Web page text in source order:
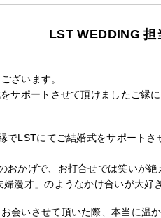
LST WEDDING 担
ざいます。
サポートさせて頂けましたご縁に
でLSTにてご結婚式をサポートさ
おかげで、お打合せでは笑いが絶
漫才」のようなかけ合いが大好
会いさせて頂いた際、本当に温